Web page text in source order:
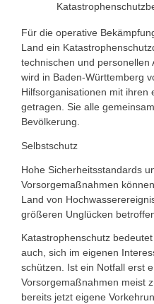
Für die operative
Land ein
technischen und personellen
wird in Baden-Württemberg
Hilfsorganisationen mit ihren
getragen. Sie alle
Bevölkerung.
Selbstschutz
Hohe Sicherheitsstandards
Vorsorgemaßnahmen
Land von
größeren Unglücken
Katastrophenschutz
auch, sich im eigenen
schützen. Ist ein Notfall erst
Vorsorgemaßnahmen meist
bereits jetzt eigene